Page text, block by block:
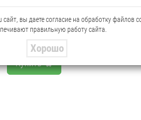
Мелкий опт
шт
Купить
вы даете согласие на обработку файлов
правильную работу сайта.
Хорошо